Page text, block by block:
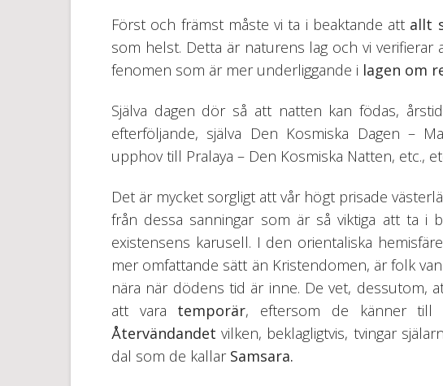
Först och främst måste vi ta i beaktande att allt
som helst. Detta är naturens lag och vi verifierar
fenomen som är mer underliggande i lagen om
Själva dagen dör så att natten kan födas,
efterföljande, själva Den Kosmiska Dagen –
upphov till Pralaya – Den Kosmiska Natten, etc.,
Det är mycket sorgligt att vår högt prisade
från dessa sanningar som är så viktiga att ta i
existensens karusell. I den orientaliska
mer omfattande sätt än Kristendomen, är folk
nära när dödens tid är inne. De vet, dessutom,
att vara temporär, eftersom de känner till
Återvändandet vilken, beklagligtvis, tvingar
dal som de kallar Samsara.